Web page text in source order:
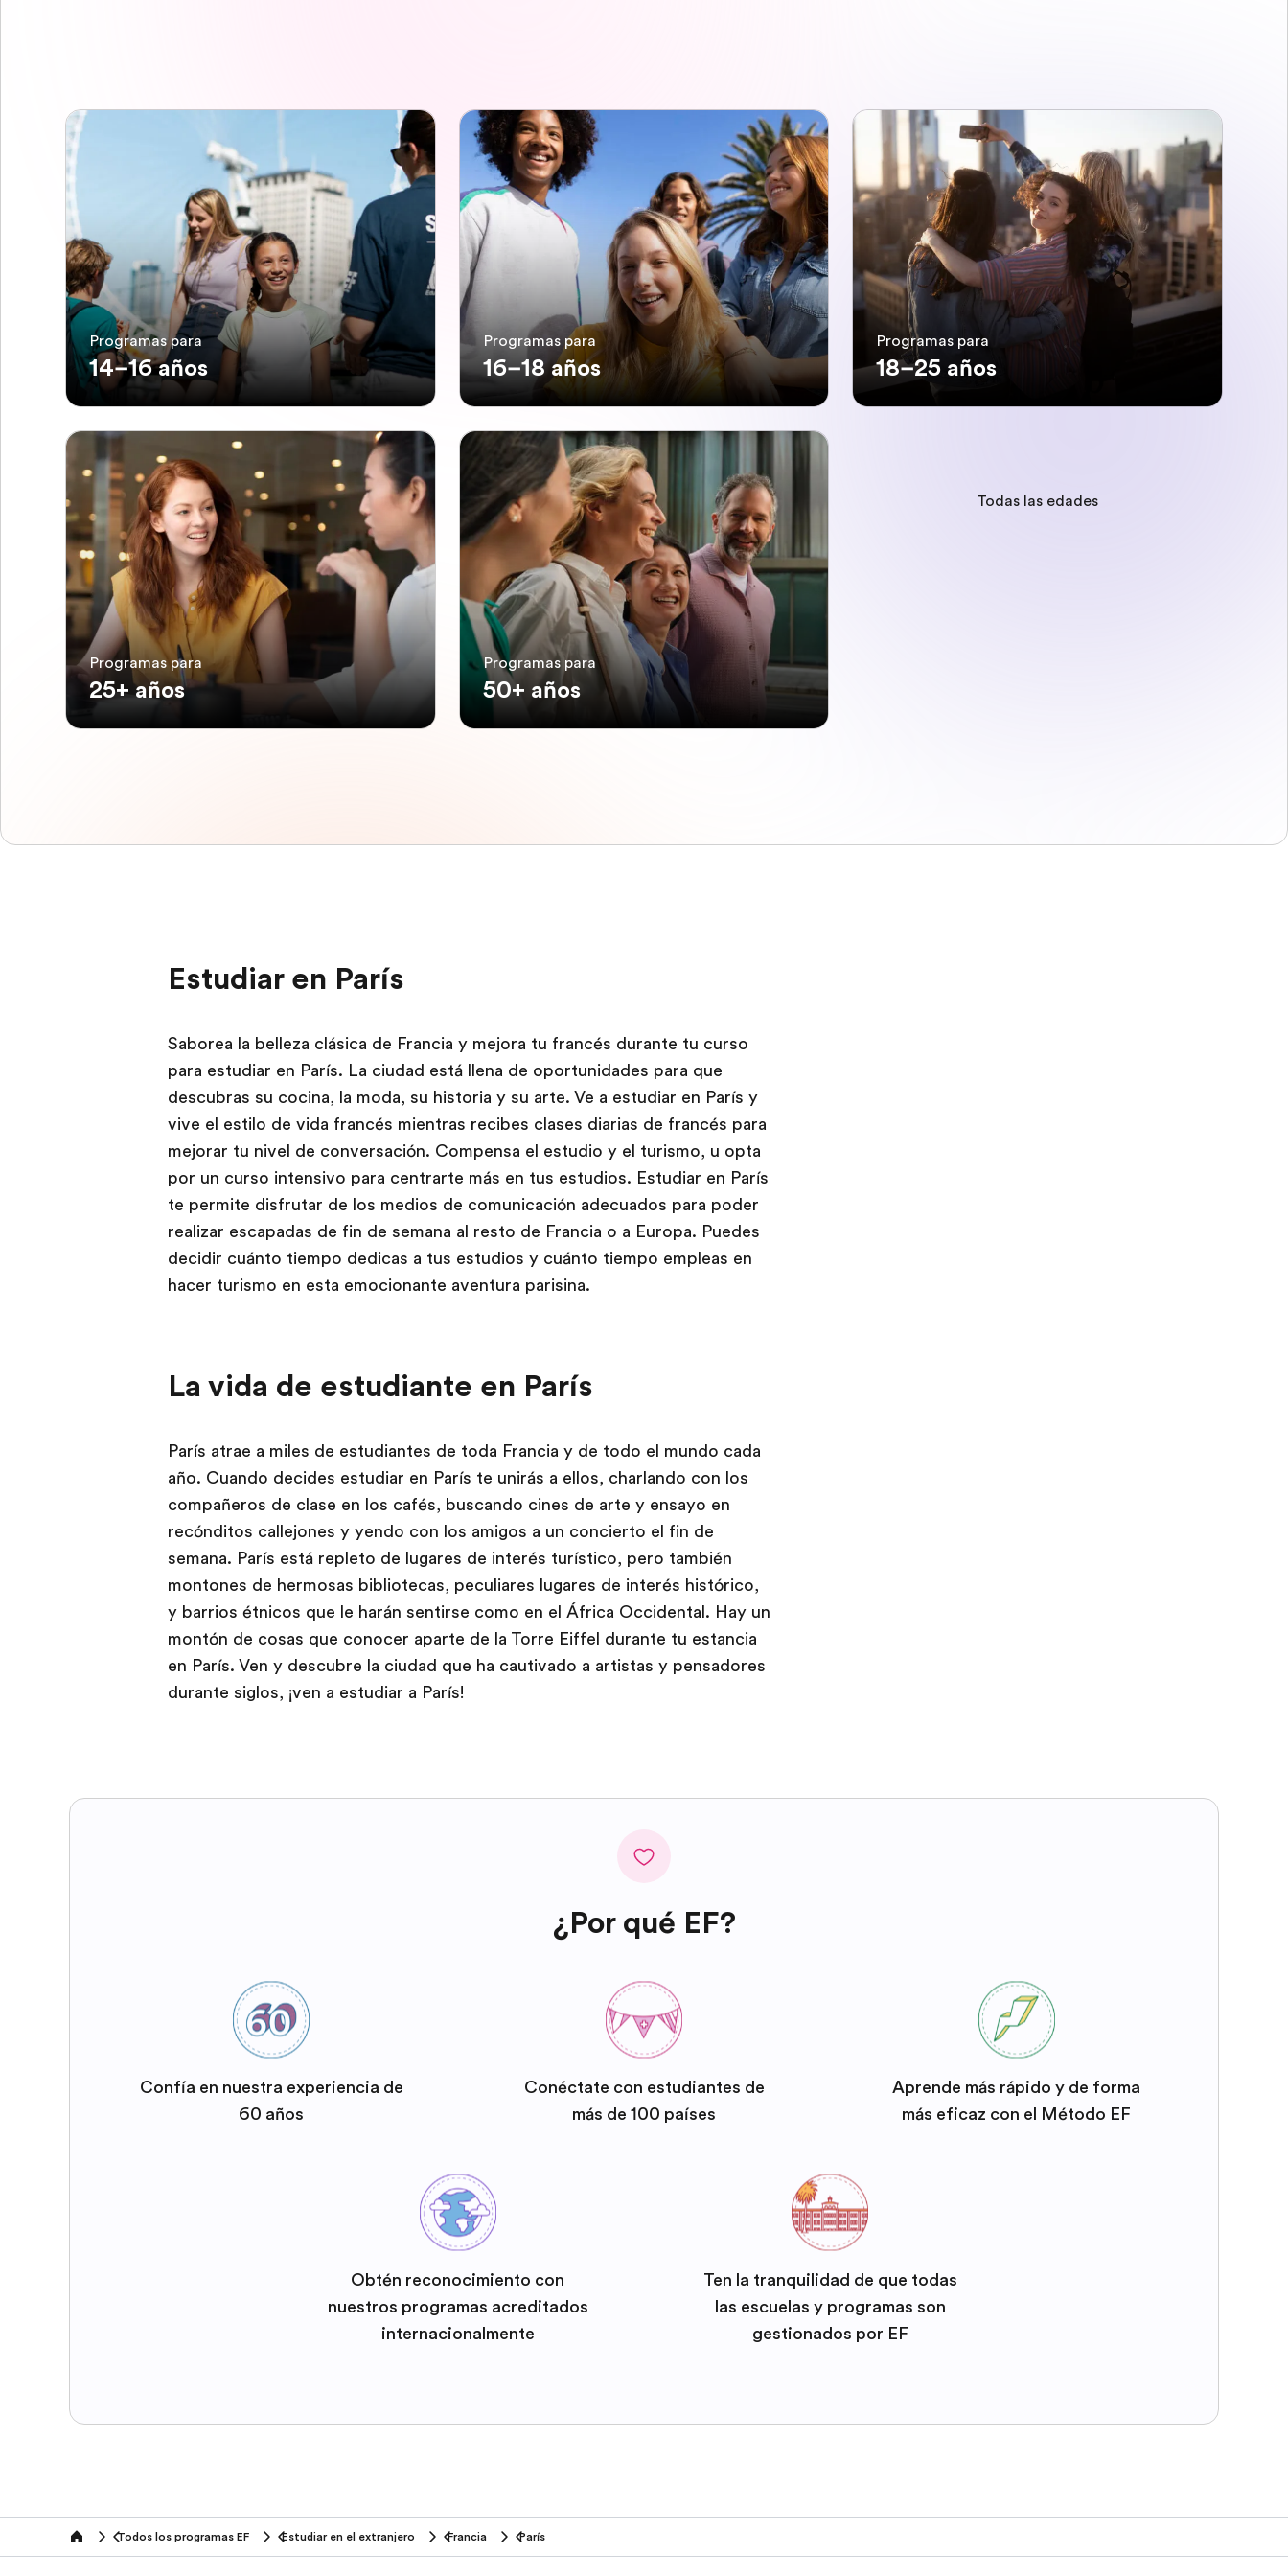
Programas para
14–16 años
Programas para
16–18 años
Programas para
18–25 años
Programas para
25+ años
Programas para
50+ años
Todas las edades
Estudiar en París
Saborea la belleza clásica de Francia y mejora tu francés durante tu curso
para estudiar en París. La ciudad está llena de oportunidades para que
descubras su cocina, la moda, su historia y su arte. Ve a estudiar en París y
vive el estilo de vida francés mientras recibes clases diarias de francés para
mejorar tu nivel de conversación. Compensa el estudio y el turismo, u opta
por un curso intensivo para centrarte más en tus estudios. Estudiar en París
te permite disfrutar de los medios de comunicación adecuados para poder
realizar escapadas de fin de semana al resto de Francia o a Europa. Puedes
decidir cuánto tiempo dedicas a tus estudios y cuánto tiempo empleas en
hacer turismo en esta emocionante aventura parisina.
La vida de estudiante en París
París atrae a miles de estudiantes de toda Francia y de todo el mundo cada
año. Cuando decides estudiar en París te unirás a ellos, charlando con los
compañeros de clase en los cafés, buscando cines de arte y ensayo en
recónditos callejones y yendo con los amigos a un concierto el fin de
semana. París está repleto de lugares de interés turístico, pero también
montones de hermosas bibliotecas, peculiares lugares de interés histórico,
y barrios étnicos que le harán sentirse como en el África Occidental. Hay un
montón de cosas que conocer aparte de la Torre Eiffel durante tu estancia
en París. Ven y descubre la ciudad que ha cautivado a artistas y pensadores
durante siglos, ¡ven a estudiar a París!
¿Por qué EF?
Confía en nuestra experiencia de
60 años
Conéctate con estudiantes de
más de 100 países
Aprende más rápido y de forma
más eficaz con el Método EF
Obtén reconocimiento con
nuestros programas acreditados
internacionalmente
Ten la tranquilidad de que todas
las escuelas y programas son
gestionados por EF
home Todos los programas EF Estudiar en el extranjero Francia París